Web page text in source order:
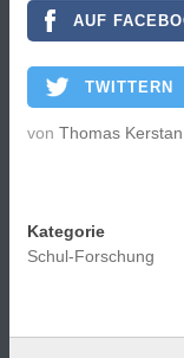
AUF
TWITTERN
von Thomas Kerstan
Kategorie
Schul-Forschung